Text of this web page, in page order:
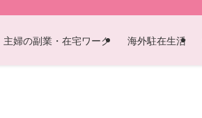
主婦の副業・在宅ワーク 海外駐在生活